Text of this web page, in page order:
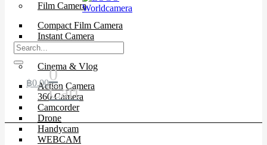
Film Camera
Compact Film Camera
Instant Camera
SLR Camera
Cinema & Vlog
Action Camera
360 Camera
Camcorder
Drone
Handycam
WEBCAM
฿0.000
Cart